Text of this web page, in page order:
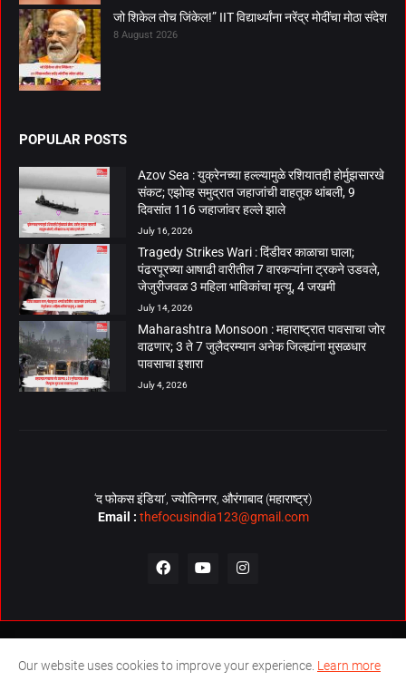
जो शिकेल तोच जिंकेल!” IIT विद्यार्थ्यांना नरेंद्र मोदींचा मोठा संदेश
8 August 2026
POPULAR POSTS
Azov Sea : युक्रेनच्या हल्ल्यामुळे रशियातही होर्मुझसारखे
संकट; एझोव्ह समुद्रात जहाजांची वाहतूक थांबली, 9
दिवसांत 116 जहाजांवर हल्ले झाले
July 16, 2026
Tragedy Strikes Wari : दिंडीवर काळाचा घाला;
पंढरपूरच्या आषाढी वारीतील 7 वारकऱ्यांना ट्रकने उडवले,
जेजुरीजवळ 3 महिला भाविकांचा मृत्यू, 4 जखमी
July 14, 2026
Maharashtra Monsoon : महाराष्ट्रात पावसाचा जोर
वाढणार; 3 ते 7 जुलैदरम्यान अनेक जिल्ह्यांना मुसळधार
पावसाचा इशारा
July 4, 2026
‘द फोकस इंडिया’, ज्योतिनगर, औरंगाबाद (महाराष्ट्र)
Email : thefocusindia123@gmail.com
About Us Contact Us The Focus India Policy
Our website uses cookies to improve your experience. Learn more